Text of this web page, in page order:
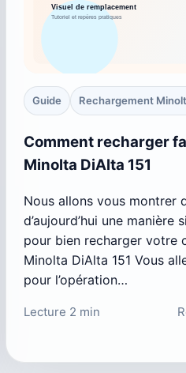
Guide Rechargement
Comment recharger
Minolta DiAlta 151
Nous allons vous montrer
d’aujourd’hui une manière
pour bien recharger votre
Minolta DiAlta 151 Vous
pour l’opération…
Lecture 2 min